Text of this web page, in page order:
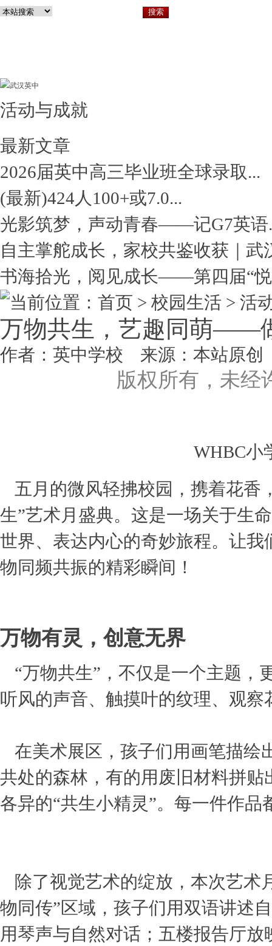
活动与成就
最新文章
2026届英中高三毕业班全球录取...
(最新)424人100+或7.0...
光影筑梦，声动青春——记G7英语
自主掌舵成长，家校共鉴收获｜武
书海拾光，阅见成长——第四届“
当前位置：首页 > 校园生活 > 活
万物共生，艺趣同萌——
作者：英中学校 来源：本站原创
版权所有，未
WHBC小
五月的微风轻拂校园，携着花
生”艺术月盛典。这是一场关于生
世界、表达内心的奇妙旅程。让
物同频共振的精彩瞬间！
万物有灵，创意无界
“万物共生”，不仅是一个主题，
听风的声音、触摸叶的纹理、观
在美术展区，孩子们用画笔描绘
共处的森林，有的用废旧材料拼
各异的“共生小精灵”。每一件作
除了视觉艺术的绽放，本次艺术
物同传”区域，孩子们用双语讲述
用琴声与自然对话；五楼报告厅